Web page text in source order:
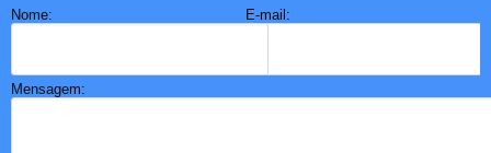
Nome: E-mail:
Mensagem: